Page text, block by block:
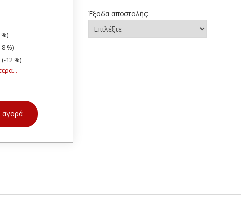
%)
12 %)
αγορά
Έξοδα αποστολής: